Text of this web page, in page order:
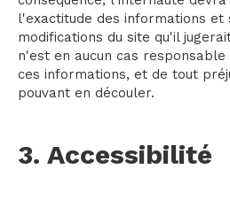
l'exactitude des informations et
modifications du site qu'il
n'est en aucun cas
ces informations, et de tout
pouvant en découler.
3. Accessibilité